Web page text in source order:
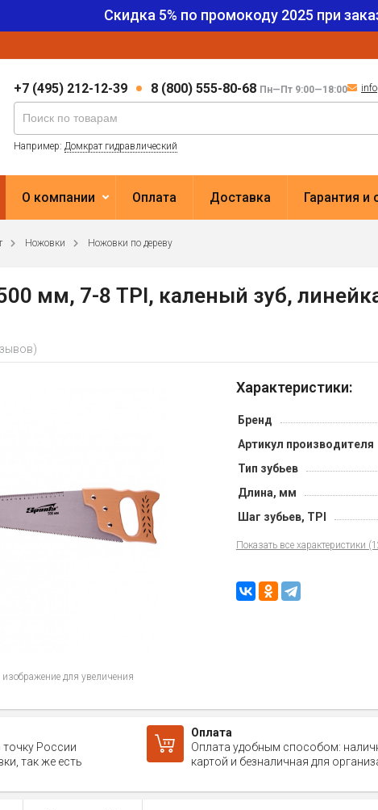
Скидка 5% по промокоду 2025 при
+7 (495) 212-12-39 8 (800) 555-80-68 Пн—Пт 9:00—18:00
Например: Домкрат гидравлический
О компании Оплата Доставка Гарантия и
Ножовки Ножовки по дереву
мм, 7-8 TPI, каленый зуб,
для увеличения
Характеристики:
Бренд
Артикул производителя
Тип зубьев
Длина, мм
Шаг зубьев, TPI
Показать все характеристики
России
так же есть
Оплата
Оплата удобным способом:
картой и безналичная для